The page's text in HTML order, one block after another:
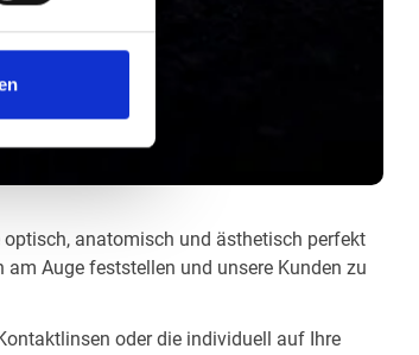
optisch, anatomisch und ästhetisch perfekt
Auge feststellen und unsere Kunden zu
oder die individuell auf Ihre